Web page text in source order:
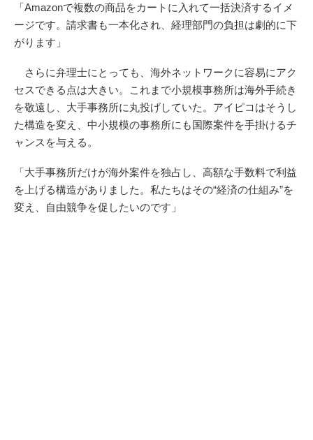
「Amazonで複数の商品をカートに入れて一括決済するイメ
ージです。請求書も一本化され、経理部門の負担は劇的に下
がります」
さらに弁理士にとっても、海外ネットワークに容易にアク
セスできる点は大きい。これまで小規模事務所は海外手続き
を敬遠し、大手事務所に丸投げしていた。アイピコはそうし
た構造を変え、中小規模の事務所にも国際案件を手掛けるチ
ャンスを与える。
「大手事務所だけが海外案件を独占し、高額な手数料で利益
を上げる構造がありました。私たちはその“経済の仕組み”を
変え、自由競争を促したいのです」